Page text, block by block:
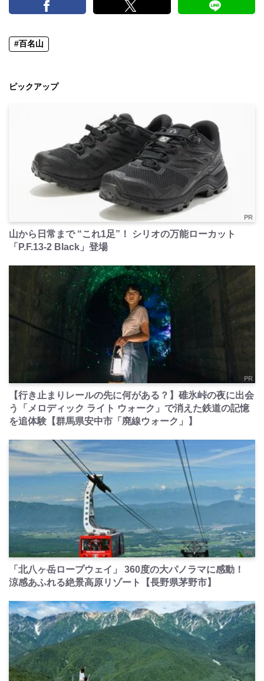
#百名山
ピックアップ
PR
山から日常まで “これ1足”！ シリオの万能ローカット
「P.F.13-2 Black」登場
PR
【行き止まりレールの先に何がある？】碓氷峠の夜に出会
う「メロディック ライト ウォーク」で消えた鉄道の記憶
を追体験【群馬県安中市「廃線ウォーク」】
PR
「北八ヶ岳ロープウェイ」 360度の大パノラマに感動！
涼感あふれる絶景高原リゾート【長野県茅野市】